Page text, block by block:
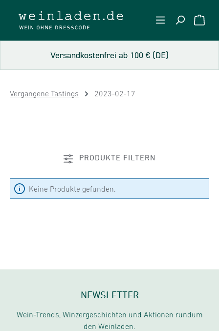
Zum Hauptinhalt springen
Versandkostenfrei ab 100 € (DE)
Vergangene Tastings 2023-02-17
PRODUKTE FILTERN
Keine Produkte gefunden.
NEWSLETTER
Wein-Trends, Winzergeschichten und Aktionen rundum
den Weinladen.